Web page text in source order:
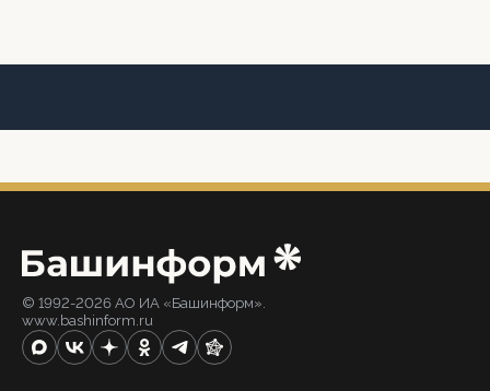
© 1992-2026 АО ИА «Башинформ».
www.bashinform.ru